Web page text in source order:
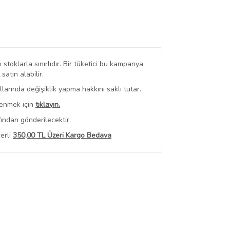
stoklarla sınırlıdır. Bir tüketici bu kampanya
alabilir.
değişiklik yapma hakkını saklı tutar.
için tıklayın.
gönderilecektir.
350,00 TL Üzeri Kargo Bedava